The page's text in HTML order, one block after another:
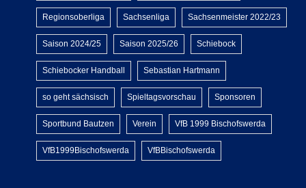
Regionsoberliga Sachsenliga Sachsenmeister 2022/23
Saison 2024/25 Saison 2025/26 Schiebock
Schiebocker Handball Sebastian Hartmann
so geht sächsisch Spieltagsvorschau Sponsoren
Sportbund Bautzen Verein VfB 1999 Bischofswerda
VfB1999Bischofswerda VfBBischofswerda